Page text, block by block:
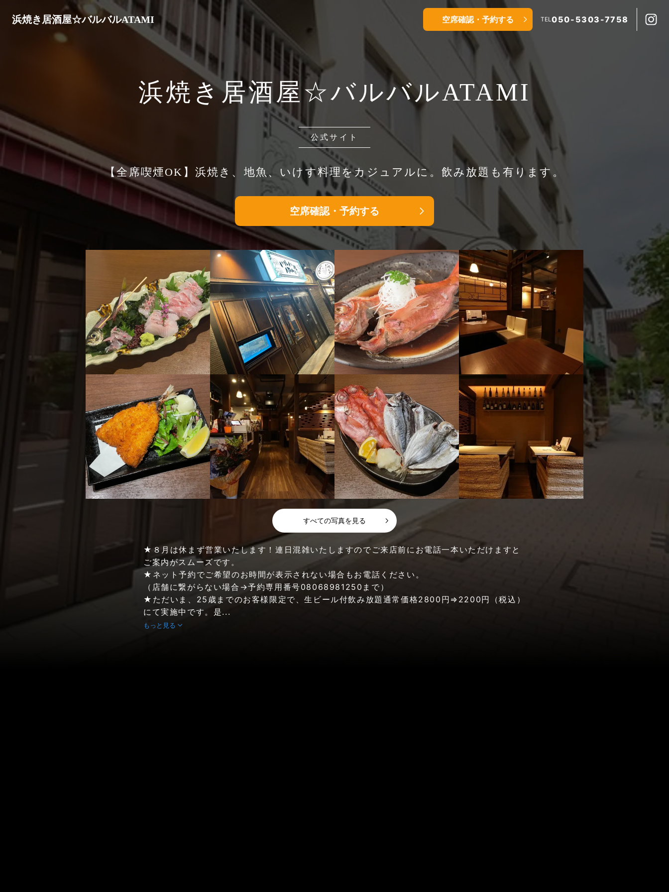
浜焼き居酒屋☆バルバルATAMI 空席確認・予約する TEL050-5303-7758
浜焼き居酒屋☆バルバルATAMI
公式サイト
【全席喫煙OK】浜焼き、地魚、いけす料理をカジュアルに。飲み放題も有ります。
空席確認・予約する
すべての写真を見る
★８月は休まず営業いたします！連日混雑いたしますのでご来店前にお電話一本いただけますと
ご案内がスムーズです。
★ネット予約でご希望のお時間が表示されない場合もお電話ください。
（店舗に繋がらない場合→予約専用番号08068981250まで）
★ただいま、25歳までのお客様限定で、生ビール付飲み放題通常価格2800円⇒2200円（税込）
にて実施中です。是...
もっと見る